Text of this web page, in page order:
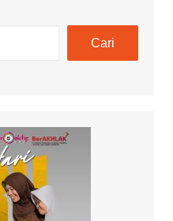
Cari